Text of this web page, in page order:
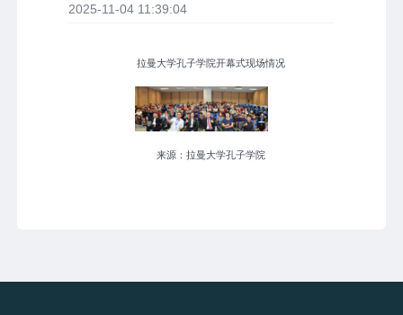
2025-11-04 11:39:04
拉曼大学孔子学院开幕式现场情况
来源：拉曼大学孔子学院